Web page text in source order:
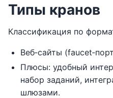
Типы кранов
Классификация по
Веб‑сайты
Плюсы: удобный
набор заданий,
шлюзами.